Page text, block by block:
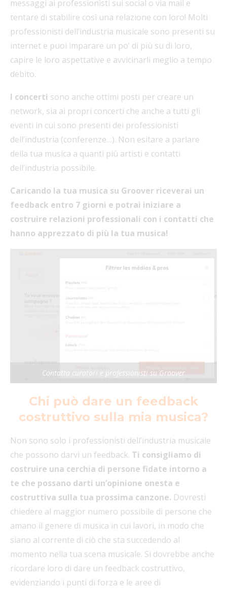
messaggi ai professionisti sui social o via mail e
tentare di stabilire così una relazione con loro! Molti
professionisti dell’industria musicale sono presenti su
internet e puoi imparare un po’ di più su di loro,
capire le loro aspettative e avvicinarli meglio a tempo
debito.
I concerti sono anche ottimi posti per creare un
network, sia ai propri concerti che anche a tutti gli
eventi in cui sono presenti dei professionisti
dell’industria (conferenze…). Non esitare a parlare
della tua musica a quanti più artisti e contatti
dell’industria possibile.
Caricando la tua musica su Groover riceverai un
feedback entro 7 giorni e potrai iniziare a
costruire relazioni professionali con i contatti che
hanno apprezzato di più la tua musica!
Contatta curatori e professionisti su Groover
Chi può dare un feedback
costruttivo sulla mia musica?
Non sono solo i professionisti dell’industria musicale
che possono darvi un feedback. Ti consigliamo di
costruire una cerchia di persone fidate intorno a
te che possano darti un’opinione onesta e
costruttiva sulla tua prossima canzone. Dovresti
chiedere al maggior numero possibile di persone che
amano il genere di musica in cui lavori, in modo che
siano al corrente di ciò che sta succedendo al
momento nella tua scena musicale. Si dovrebbe anche
ricordare loro di dare un feedback costruttivo,
evidenziando i punti di forza e le aree di